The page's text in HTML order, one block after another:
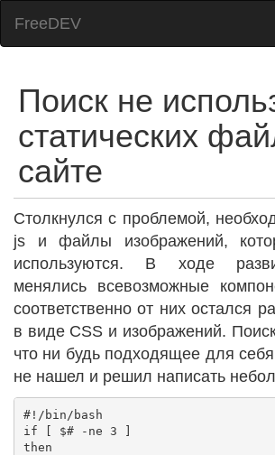
FreeDEV
Поиск не
статических
сайте
Столкнулся с проблемой,
js и файлы изображений,
используются. В ходе
менялись всевозможные
соответственно от них остался
в виде CSS и изображений.
что ни будь подходящее для
не нашел и решил написать
#!/bin/bash
if [ $# -ne 3 ]
then